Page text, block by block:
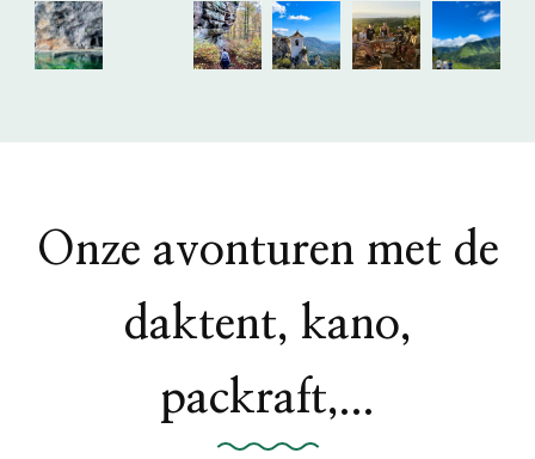
Onze avonturen met de
daktent, kano,
packraft,...